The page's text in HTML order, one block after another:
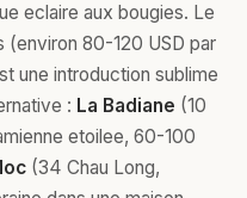
eclaire aux bougies. Le
(environ 80-120 USD par
une introduction sublime
: La Badiane (10
etoilee, 60-100
(34 Chau Long,